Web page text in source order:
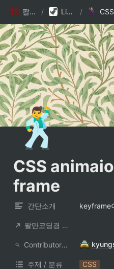
팔만코딩경 / Library DB /
🕺
CSS
frame
간단소개 keyframe
팔만코딩경 컨트리뷰터
ContributorNotionAccount
주제 / 분류 CSS